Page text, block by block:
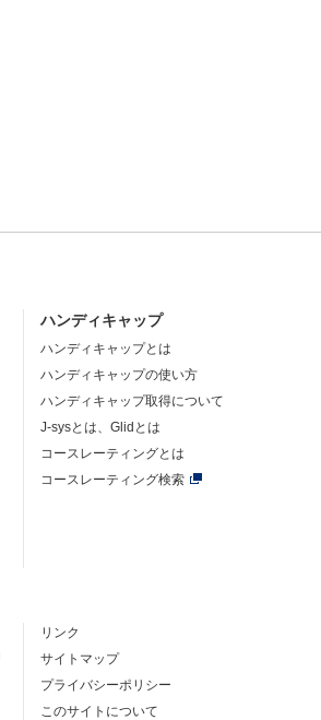
ハンディキャップ
ハンディキャップとは
ハンディキャップの使い方
ハンディキャップ取得について
J-sysとは、Glidとは
コースレーティングとは
コースレーティング検索
リンク
サイトマップ
プライバシーポリシー
このサイトについて